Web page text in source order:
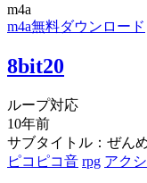
m4a
m4a無料ダウンロード
8bit20
ループ対応
10年前
サブタイトル：ぜん
ピコピコ音 rpg アク